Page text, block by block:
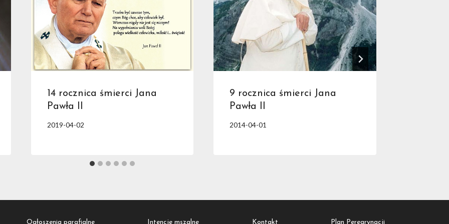
14 rocznica śmierci Jana
Pawła II
2019-04-02
9 rocznica śmierci Jana
Pawła II
2014-04-01
Ogłoszenia parafialne Intencje mszalne Kontakt Plan Peregrynacji